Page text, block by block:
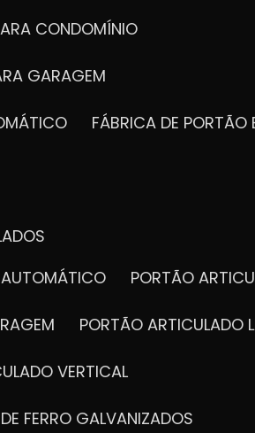
CONDOMÍNIO
GARAGEM
FÁBRICA DE
AUTOMÁTICO PORTÃO
PORTÃO ARTICULADO
VERTICAL
FERRO GALVANIZADOS